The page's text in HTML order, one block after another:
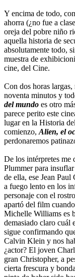
Y encima de todo,
ahorra (¿no fue a
oreja del pobre niño
aquella historia de
absolutamente todo,
muestra de
cine, del Cine.
Con dos horas
noventa minutos y
del mundo es otro
parece perito este
lugar en la Historia
comienzo, Alien, el
perdonaremos
De los intérpretes me
Plummer para
de ella, ese Jean
a fuego lento en los
personaje con el
apartó del film cuando
Michelle Williams es
demasiado claro cuál
sigue confirmando
Calvin Klein y nos
¿actor? El joven
gran Christopher, a
cierta frescura y